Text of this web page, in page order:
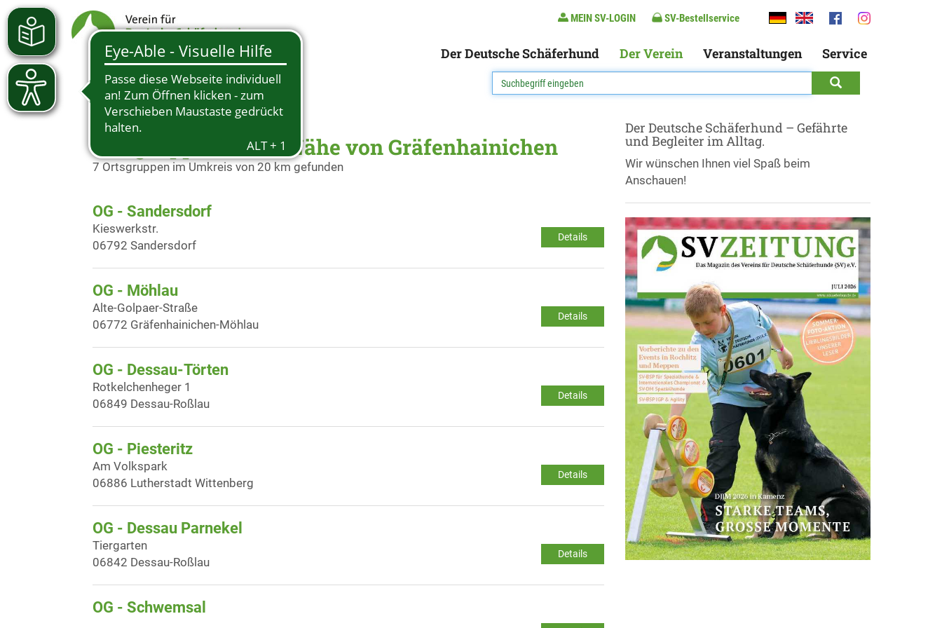
MEIN SV-LOGIN SV-Bestellservice
Der Deutsche Schäferhund Der Verein Veranstaltungen Service
Ortsgruppen in der Nähe von Gräfenhainichen
7 Ortsgruppen im Umkreis von 20 km gefunden
OG - Sandersdorf
Details
Kieswerkstr.
06792 Sandersdorf
OG - Möhlau
Details
Alte-Golpaer-Straße
06772 Gräfenhainichen-Möhlau
OG - Dessau-Törten
Details
Rotkelchenheger 1
06849 Dessau-Roßlau
OG - Piesteritz
Details
Am Volkspark
06886 Lutherstadt Wittenberg
OG - Dessau Parnekel
Details
Tiergarten
06842 Dessau-Roßlau
OG - Schwemsal
Der Deutsche Schäferhund – Gefährte
und Begleiter im Alltag.
Wir wünschen Ihnen viel Spaß beim
Anschauen!